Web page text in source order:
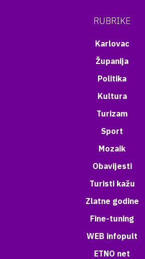
RUBRIKE
Karlovac
Županija
Politika
Kultura
Turizam
Sport
Mozaik
Obavijesti
Turisti kažu
Zlatne godine
Fine-tuning
WEB infopult
ETNO net